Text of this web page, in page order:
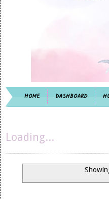
HOME DASHBOARD
Loading...